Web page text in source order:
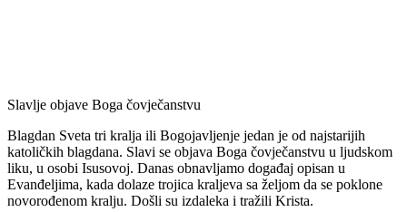
Slavlje objave Boga čovječanstvu
Blagdan Sveta tri kralja ili Bogojavljenje jedan je od najstarijih
katoličkih blagdana. Slavi se objava Boga čovječanstvu u ljudskom
liku, u osobi Isusovoj. Danas obnavljamo događaj opisan u
Evanđeljima, kada dolaze trojica kraljeva sa željom da se poklone
novorođenom kralju. Došli su izdaleka i tražili Krista.